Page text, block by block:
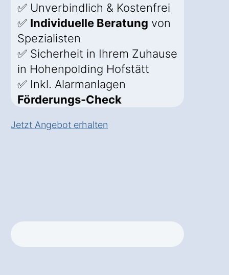
✅ Unverbindlich & Kostenfrei
✅ Individuelle Beratung von
Spezialisten
✅ Sicherheit in Ihrem Zuhause
in Hohenpolding Hofstätt
✅ Inkl. Alarmanlagen
Förderungs-Check
Jetzt Angebot erhalten